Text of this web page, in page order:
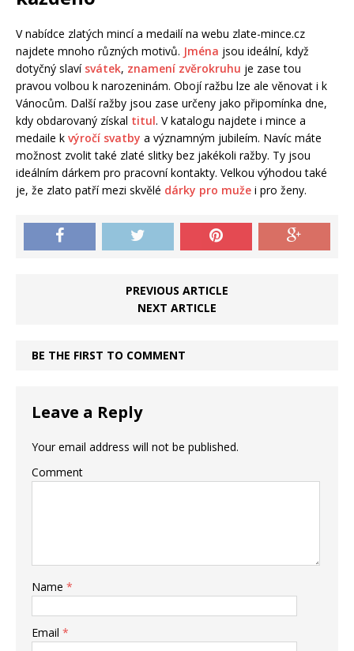
V nabídce zlatých mincí a medailí na webu zlate-mince.cz
najdete mnoho různých motivů. Jména jsou ideální, když
dotyčný slaví svátek, znamení zvěrokruhu je zase tou
pravou volbou k narozeninám. Obojí ražbu lze ale věnovat i k
Vánocům. Další ražby jsou zase určeny jako připomínka dne,
kdy obdarovaný získal titul. V katalogu najdete i mince a
medaile k výročí svatby a významným jubileím. Navíc máte
možnost zvolit také zlaté slitky bez jakékoli ražby. Ty jsou
ideálním dárkem pro pracovní kontakty. Velkou výhodou také
je, že zlato patří mezi skvělé dárky pro muže i pro ženy.
PREVIOUS ARTICLE
NEXT ARTICLE
BE THE FIRST TO COMMENT
Leave a Reply
Your email address will not be published.
Comment
Name *
Email *